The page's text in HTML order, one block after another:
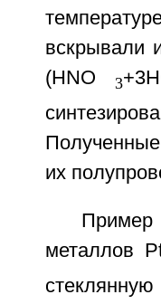
вскрывали
(HNO 3
их
Пример
металлов